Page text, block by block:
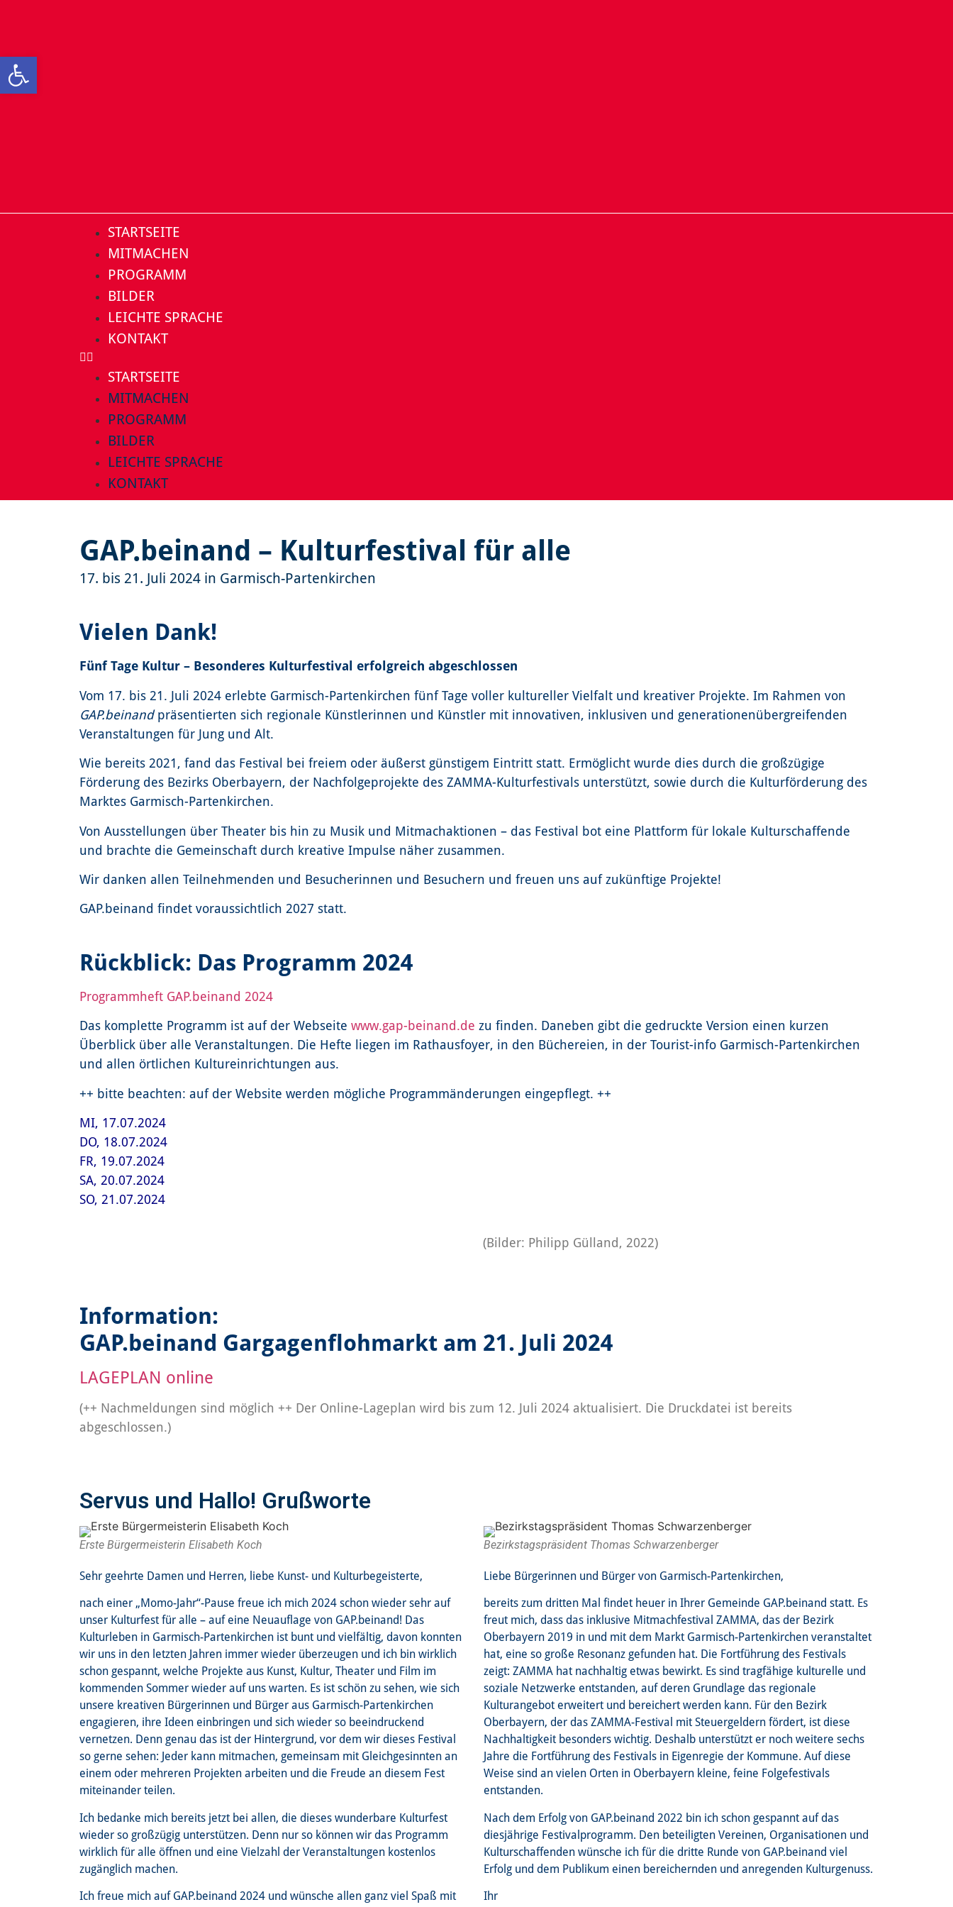
STARTSEITE
MITMACHEN
PROGRAMM
BILDER
LEICHTE SPRACHE
KONTAKT
STARTSEITE
MITMACHEN
PROGRAMM
BILDER
LEICHTE SPRACHE
KONTAKT
GAP.beinand – Kulturfestival für alle
17. bis 21. Juli 2024 in Garmisch-Partenkirchen
Vielen Dank!
Fünf Tage Kultur – Besonderes Kulturfestival erfolgreich abgeschlossen
Vom 17. bis 21. Juli 2024 erlebte Garmisch-Partenkirchen fünf Tage voller kultureller Vielfalt und kreativer Projekte. Im Rahmen von
GAP.beinandpräsentierten sich regionale Künstlerinnen und Künstler mit innovativen, inklusiven und generationenübergreifenden
Veranstaltungen für Jung und Alt.
Wie bereits 2021, fand das Festival bei freiem oder äußerst günstigem Eintritt statt. Ermöglicht wurde dies durch die großzügige
Förderung des Bezirks Oberbayern, der Nachfolgeprojekte des ZAMMA-Kulturfestivals unterstützt, sowie durch die Kulturförderung des
Marktes Garmisch-Partenkirchen.
Von Ausstellungen über Theater bis hin zu Musik und Mitmachaktionen – das Festival bot eine Plattform für lokale Kulturschaffende
und brachte die Gemeinschaft durch kreative Impulse näher zusammen.
Wir danken allen Teilnehmenden und Besucherinnen und Besuchern und freuen uns auf zukünftige Projekte!
GAP.beinand findet voraussichtlich 2027 statt.
Rückblick: Das Programm 2024
Programmheft GAP.beinand 2024
Das komplette Programm ist auf der Webseite www.gap-beinand.de zu finden. Daneben gibt die gedruckte Version einen kurzen
Überblick über alle Veranstaltungen. Die Hefte liegen im Rathausfoyer, in den Büchereien, in der Tourist-info Garmisch-Partenkirchen
und allen örtlichen Kultureinrichtungen aus.
++ bitte beachten: auf der Website werden mögliche Programmänderungen eingepflegt. ++
MI, 17.07.2024
DO, 18.07.2024
FR, 19.07.2024
SA, 20.07.2024
SO, 21.07.2024
(Bilder: Philipp Gülland, 2022)
Information:
GAP.beinand Gargagenflohmarkt am 21. Juli 2024
LAGEPLAN online
(++ Nachmeldungen sind möglich ++ Der Online-Lageplan wird bis zum 12. Juli 2024 aktualisiert. Die Druckdatei ist bereits
abgeschlossen.)
Servus und Hallo! Grußworte
Erste Bürgermeisterin Elisabeth Koch
Sehr geehrte Damen und Herren, liebe Kunst- und Kulturbegeisterte,
nach einer „Momo-Jahr“-Pause freue ich mich 2024 schon wieder sehr auf
unser Kulturfest für alle – auf eine Neuauflage von GAP.beinand! Das
Kulturleben in Garmisch-Partenkirchen ist bunt und vielfältig, davon konnten
wir uns in den letzten Jahren immer wieder überzeugen und ich bin wirklich
schon gespannt, welche Projekte aus Kunst, Kultur, Theater und Film im
kommenden Sommer wieder auf uns warten. Es ist schön zu sehen, wie sich
unsere kreativen Bürgerinnen und Bürger aus Garmisch-Partenkirchen
engagieren, ihre Ideen einbringen und sich wieder so beeindruckend
vernetzen. Denn genau das ist der Hintergrund, vor dem wir dieses Festival
so gerne sehen: Jeder kann mitmachen, gemeinsam mit Gleichgesinnten an
einem oder mehreren Projekten arbeiten und die Freude an diesem Fest
miteinander teilen.
Ich bedanke mich bereits jetzt bei allen, die dieses wunderbare Kulturfest
wieder so großzügig unterstützen. Denn nur so können wir das Programm
wirklich für alle öffnen und eine Vielzahl der Veranstaltungen kostenlos
zugänglich machen.
Ich freue mich auf GAP.beinand 2024 und wünsche allen ganz viel Spaß mit
Bezirkstagspräsident Thomas Schwarzenberger
Liebe Bürgerinnen und Bürger von Garmisch-Partenkirchen,
bereits zum dritten Mal findet heuer in Ihrer Gemeinde GAP.beinand statt. Es
freut mich, dass das inklusive Mitmachfestival ZAMMA, das der Bezirk
Oberbayern 2019 in und mit dem Markt Garmisch-Partenkirchen veranstaltet
hat, eine so große Resonanz gefunden hat. Die Fortführung des Festivals
zeigt: ZAMMA hat nachhaltig etwas bewirkt. Es sind tragfähige kulturelle und
soziale Netzwerke entstanden, auf deren Grundlage das regionale
Kulturangebot erweitert und bereichert werden kann. Für den Bezirk
Oberbayern, der das ZAMMA-Festival mit Steuergeldern fördert, ist diese
Nachhaltigkeit besonders wichtig. Deshalb unterstützt er noch weitere sechs
Jahre die Fortführung des Festivals in Eigenregie der Kommune. Auf diese
Weise sind an vielen Orten in Oberbayern kleine, feine Folgefestivals
entstanden.
Nach dem Erfolg von GAP.beinand 2022 bin ich schon gespannt auf das
diesjährige Festivalprogramm. Den beteiligten Vereinen, Organisationen und
Kulturschaffenden wünsche ich für die dritte Runde von GAP.beinand viel
Erfolg und dem Publikum einen bereichernden und anregenden Kulturgenuss.
Ihr
Open toolbar